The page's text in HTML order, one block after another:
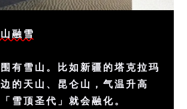
融雪
有雪山。比如新疆的塔克拉玛
的天山、昆仑山，气温升高
雪顶圣代」就会融化。